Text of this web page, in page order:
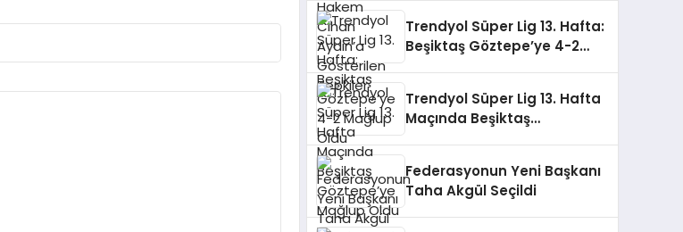
Trendyol Süper Lig 13. Hafta:
Beşiktaş Göztepe’ye 4-2
Trendyol Süper Lig 13. Hafta
Maçında Beşiktaş
Federasyonun Yeni Başkanı
Taha Akgül Seçildi